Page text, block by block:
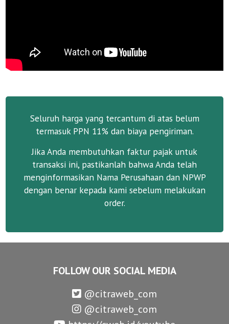
Seluruh harga yang tercantum di atas belum
termasuk PPN 11% dan biaya pengiriman.
Jika Anda membutuhkan faktur pajak untuk
transaksi ini, pastikanlah bahwa Anda telah
menginformasikan Nama Perusahaan dan NPWP
dengan benar kepada kami sebelum melakukan
order.
FOLLOW OUR SOCIAL MEDIA
@citraweb_com
@citraweb_com